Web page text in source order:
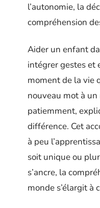
l’autonomie, la
compréhension
Aider un enfant
intégrer gestes et
moment de la vie
nouveau mot à
patiemment,
différence. Cet
à peu
soit unique ou
s’ancre, la
monde s’élargit à